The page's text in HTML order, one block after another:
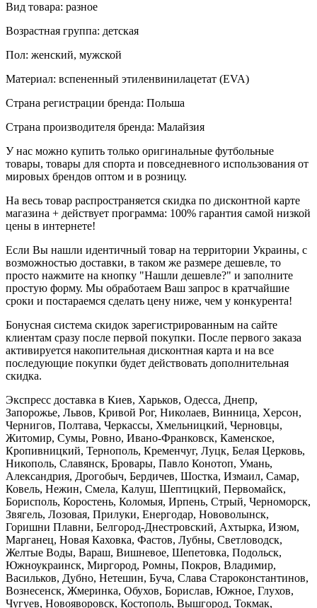
Вид товара: разное
Возрастная группа: детская
Пол: женский, мужской
Материал: вспененный этиленвинилацетат (EVA)
Страна регистрации бренда: Польша
Страна производителя бренда: Малайзия
У нас можно купить только оригинальные футбольные
товары, товары для спорта и повседневного использования от
мировых брендов оптом и в розницу.
На весь товар распространяется скидка по дисконтной карте
магазина + действует программа: 100% гарантия самой низкой
цены в интернете!
Если Вы нашли идентичный товар на территории Украины, с
возможностью доставки, в таком же размере дешевле, то
просто нажмите на кнопку "Нашли дешевле?" и заполните
простую форму. Мы обработаем Ваш запрос в кратчайшие
сроки и постараемся сделать цену ниже, чем у конкурента!
Бонусная система скидок зарегистрированным на сайте
клиентам сразу после первой покупки. После первого заказа
активируется накопительная дисконтная карта и на все
последующие покупки будет действовать дополнительная
скидка.
Экспресс доставка в Киев, Харьков, Одесса, Днепр,
Запорожье, Львов, Кривой Рог, Николаев, Винница, Херсон,
Чернигов, Полтава, Черкассы, Хмельницкий, Черновцы,
Житомир, Сумы, Ровно, Ивано-Франковск, Каменское,
Кропивницкий, Тернополь, Кременчуг, Луцк, Белая Церковь,
Никополь, Славянск, Бровары, Павло Конотоп, Умань,
Александрия, Дрогобыч, Бердичев, Шостка, Измаил, Самар,
Ковель, Нежин, Смела, Калуш, Шептицкий, Первомайск,
Борисполь, Коростень, Коломыя, Ирпень, Стрый, Черноморск,
Звягель, Лозовая, Прилуки, Енергодар, Нововолынск,
Горишни Плавни, Белгород-Днестровский, Ахтырка, Изюм,
Марганец, Новая Каховка, Фастов, Лубны, Светловодск,
Желтые Воды, Вараш, Вишневое, Шепетовка, Подольск,
Южноукраинск, Миргород, Ромны, Покров, Владимир,
Васильков, Дубно, Нетешин, Буча, Слава Староконстантинов,
Вознесенск, Жмеринка, Обухов, Борислав, Южное, Глухов,
Чугуев, Новояворовск, Костополь, Вышгород, Токмак,